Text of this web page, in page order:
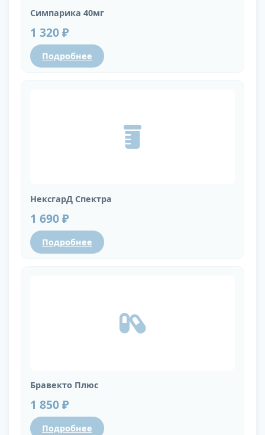
Симпарика 40мг
1 320 ₽
Подробнее
НексгарД Спектра
1 690 ₽
Подробнее
Бравекто Плюс
1 850 ₽
Подробнее